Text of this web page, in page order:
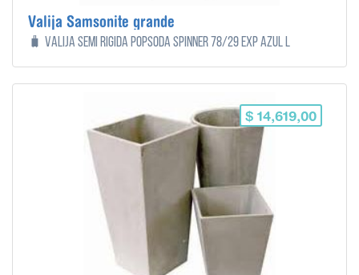
Valija Samsonite grande
🧳 Valija Semi Rigida Popsoda SPINNER 78/29 EXP Azul L
$ 14,619,00